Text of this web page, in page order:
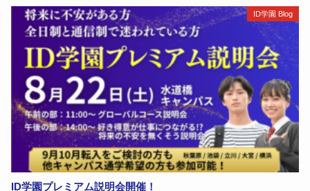
ID学園 Blog
ID学園プレミアム説明会開催！